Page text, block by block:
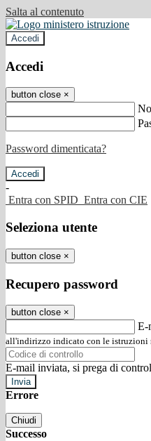
Salta al contenuto
Accedi
Accedi
button close ×
Password dimenticata?
-
Entra con SPID Entra con CIE
Seleziona utente
button close ×
Recupero password
button close ×
E-
all'indirizzo indicato con le istruzioni
E-mail inviata, si prega di
Errore
Chiudi
Successo